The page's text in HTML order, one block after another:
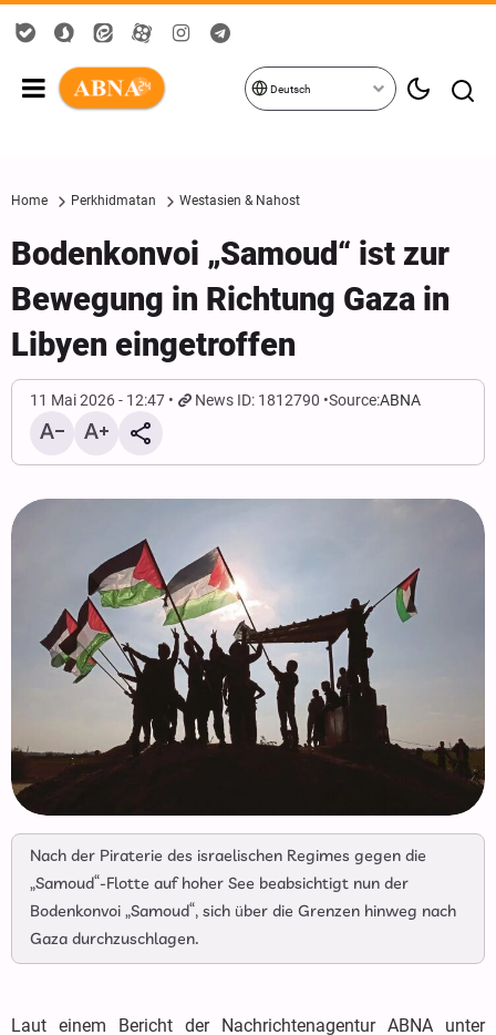
Deutsch
Home Perkhidmatan Westasien & Nahost
Bodenkonvoi „Samoud“ ist zur
Bewegung in Richtung Gaza in
Libyen eingetroffen
11 Mai 2026 - 12:47 News ID: 1812790 Source:ABNA
Nach der Piraterie des israelischen Regimes gegen die
„Samoud“-Flotte auf hoher See beabsichtigt nun der
Bodenkonvoi „Samoud“, sich über die Grenzen hinweg nach
Gaza durchzuschlagen.
Laut einem Bericht der Nachrichtenagentur ABNA unter